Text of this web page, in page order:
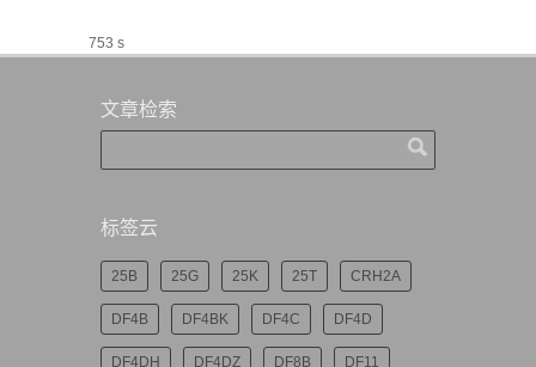
753 s
文章检索
标签云
25B 25G 25K 25T CRH2A
DF4B DF4BK DF4C DF4D
DF4DH DF4DZ DF8B DF11